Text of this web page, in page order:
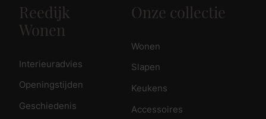
Reedijk
Wonen
Interieuradvies
Openingstijden
Geschiedenis
Onze collectie
Wonen
Slapen
Keukens
Accessoires